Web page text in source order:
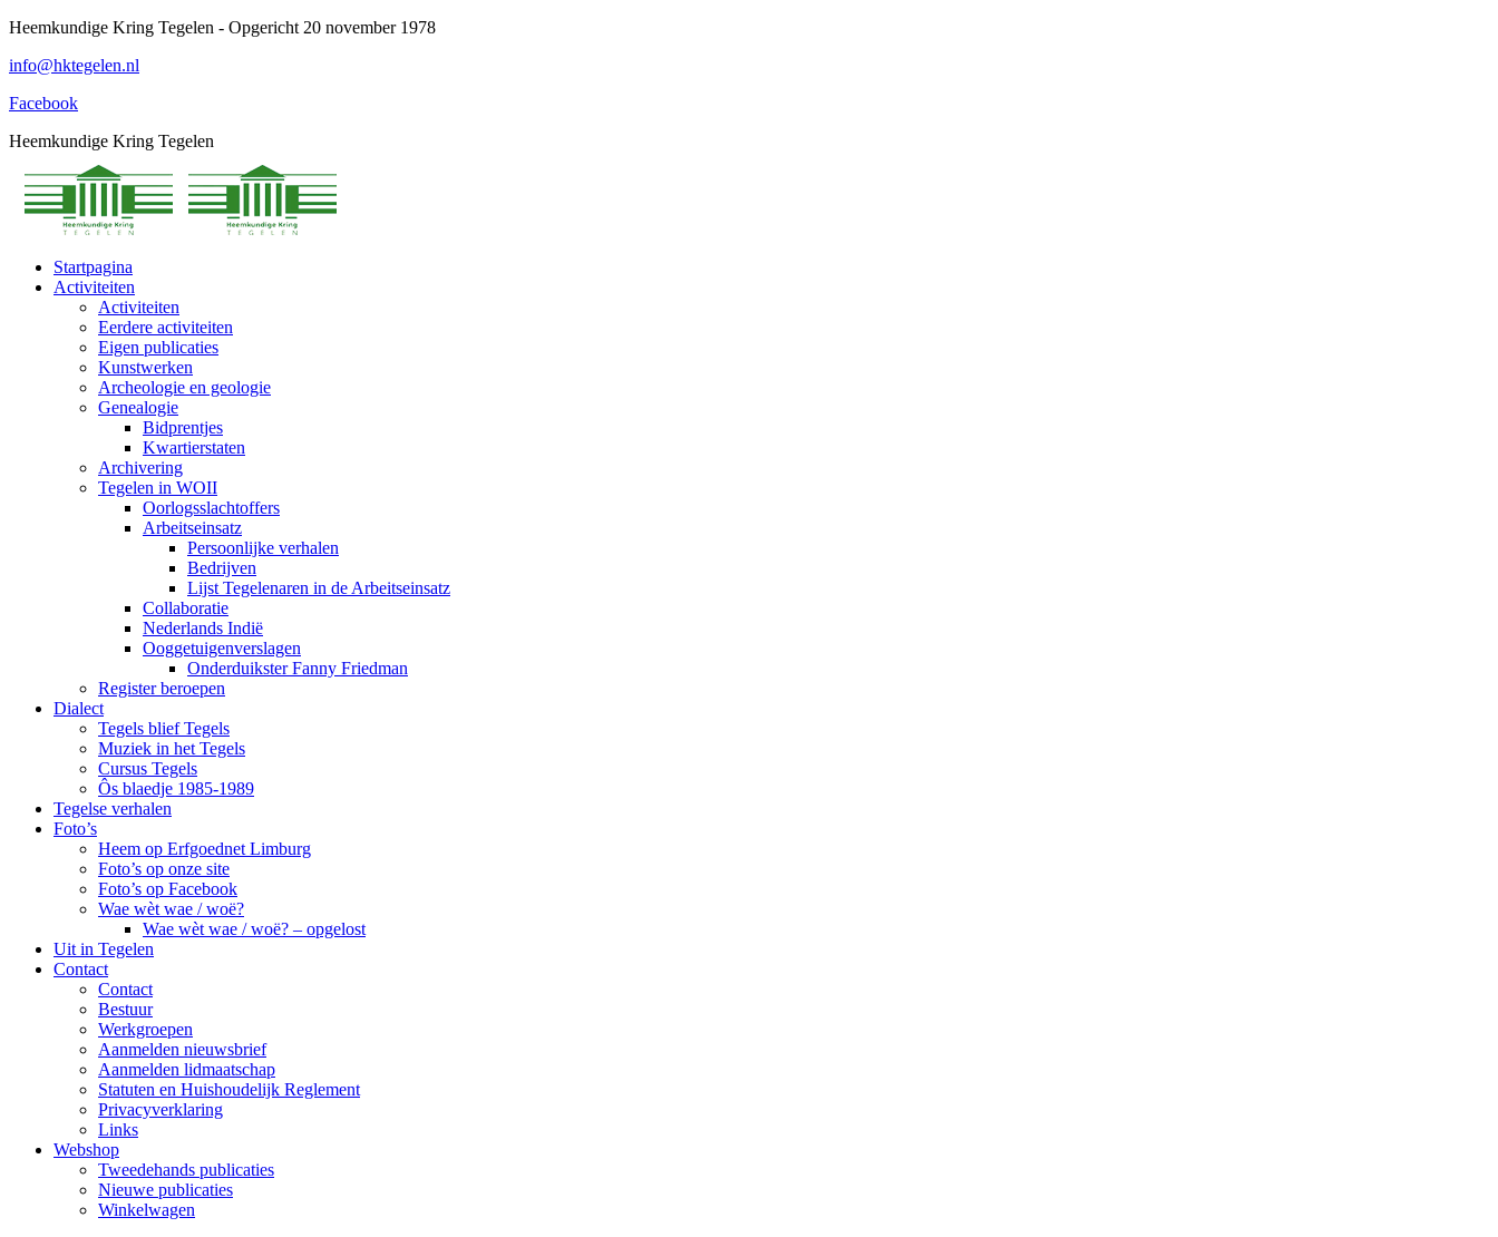
Spring
content
Heemkundige Kring Tegelen - Opgericht 20 november 1978
info@hktegelen.nl
Facebook
Heemkundige Kring Tegelen
Startpagina
Activiteiten
Activiteiten
Eerdere activiteiten
Eigen publicaties
Kunstwerken
Archeologie en geologie
Genealogie
Bidprentjes
Kwartierstaten
Archivering
Tegelen in WOII
Oorlogsslachtoffers
Arbeitseinsatz
Persoonlijke verhalen
Bedrijven
Lijst Tegelenaren in de Arbeitseinsatz
Collaboratie
Nederlands Indië
Ooggetuigenverslagen
Onderduikster Fanny Friedman
Register beroepen
Dialect
Tegels blief Tegels
Muziek in het Tegels
Cursus Tegels
Ôs blaedje 1985-1989
Tegelse verhalen
Foto’s
Heem op Erfgoednet Limburg
Foto’s op onze site
Foto’s op Facebook
Wae wèt wae / woë?
Wae wèt wae / woë? – opgelost
Uit in Tegelen
Contact
Contact
Bestuur
Werkgroepen
Aanmelden nieuwsbrief
Aanmelden lidmaatschap
Statuten en Huishoudelijk Reglement
Privacyverklaring
Links
Webshop
Tweedehands publicaties
Nieuwe publicaties
Winkelwagen